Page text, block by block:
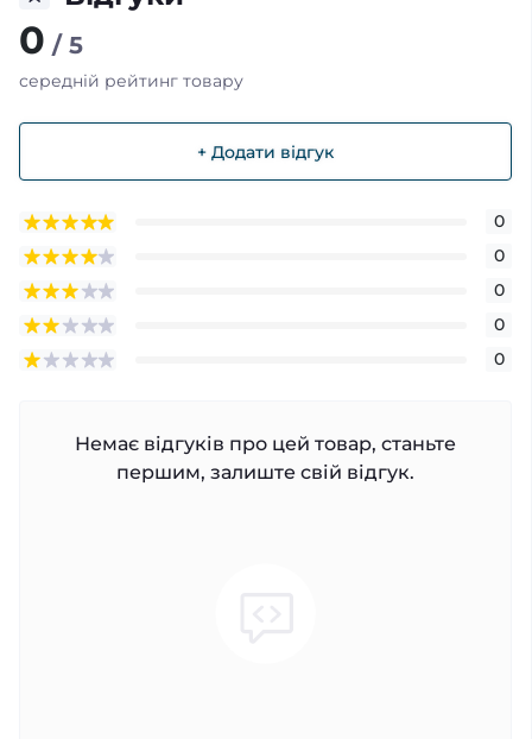
0 / 5
середній рейтинг товару
+ Додати відгук
0
0
0
0
0
Немає відгуків про цей товар, станьте
першим, залиште свій відгук.